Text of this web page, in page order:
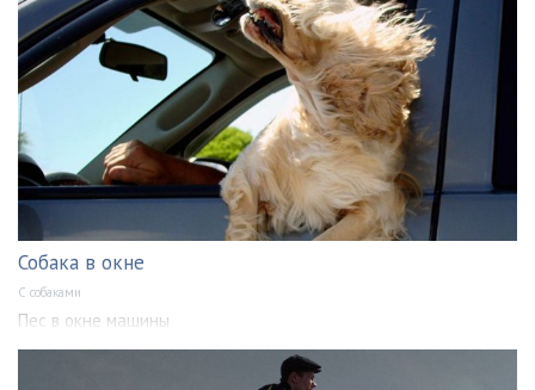
Собака в окне
С собаками
Пес в окне машины